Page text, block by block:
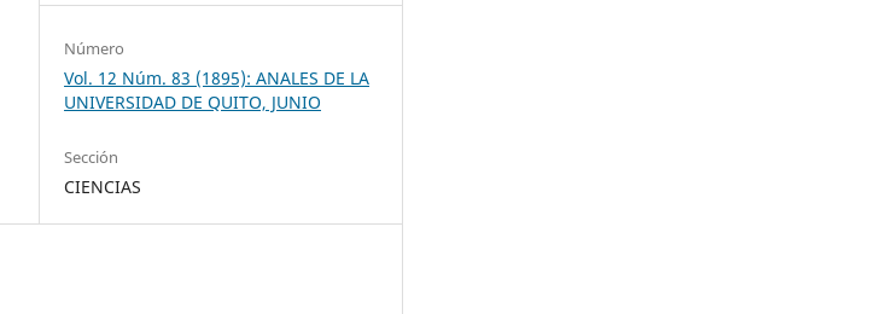
Número
Vol. 12 Núm. 83 (1895): ANALES DE LA
UNIVERSIDAD DE QUITO, JUNIO
Sección
CIENCIAS